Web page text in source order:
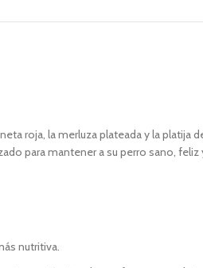
roja, la merluza plateada y la platija
para mantener a su perro sano, feliz
nutritiva.